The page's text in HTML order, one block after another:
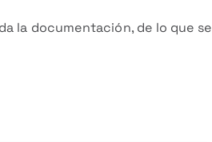
la documentación, de lo que se